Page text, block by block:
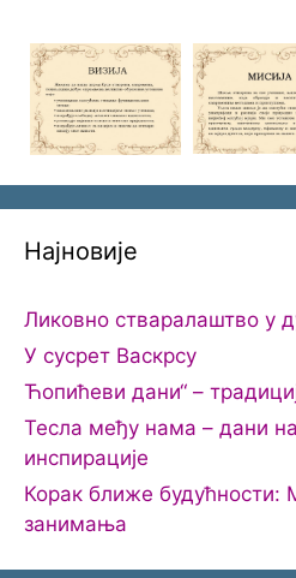
Најновије
Ликовно стваралаштво у
У сусрет Васкрсу
Ћопићеви дани“ –
Тесла међу нама – дани
инспирације
Корак ближе будућности:
занимања